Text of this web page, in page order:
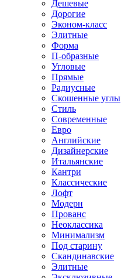
Дешевые
Дорогие
Эконом-класс
Элитные
Форма
П-образные
Угловые
Прямые
Радиусные
Скошенные углы
Стиль
Современные
Евро
Английские
Дизайнерские
Итальянские
Кантри
Классические
Лофт
Модерн
Прованс
Неоклассика
Минимализм
Под старину
Скандинавские
Элитные